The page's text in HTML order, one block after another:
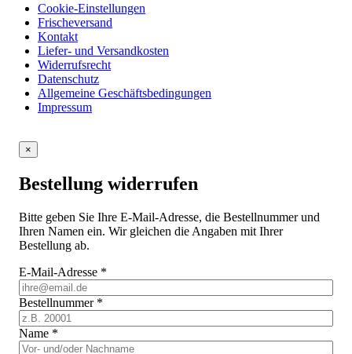
Cookie-Einstellungen
Frischeversand
Kontakt
Liefer- und Versandkosten
Widerrufsrecht
Datenschutz
Allgemeine Geschäftsbedingungen
Impressum
×
Bestellung widerrufen
Bitte geben Sie Ihre E-Mail-Adresse, die Bestellnummer und
Ihren Namen ein. Wir gleichen die Angaben mit Ihrer
Bestellung ab.
E-Mail-Adresse *
Bestellnummer *
Name *